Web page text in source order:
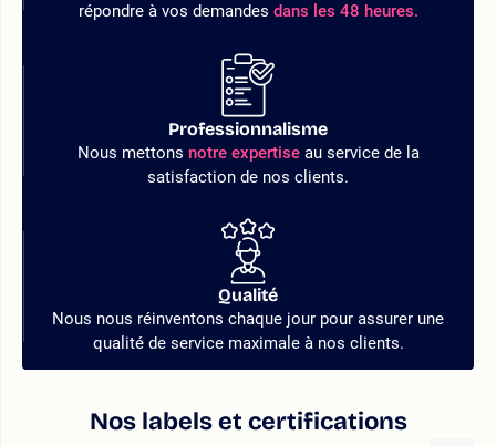
répondre à vos demandes dans les 48 heures.
Professionnalisme
Nous mettons notre expertiseau service de la
satisfaction de nos clients.
Qualité
Nous nous réinventons chaque jour pour assurer une
qualité de service maximale à nos clients.
Nos labels et certifications